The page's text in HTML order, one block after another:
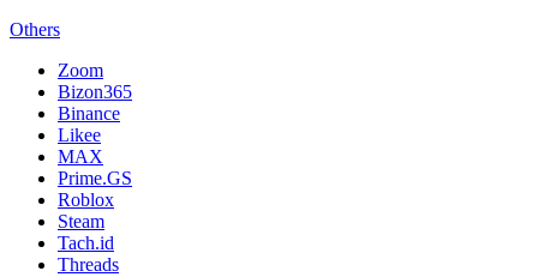
Others
Zoom
Bizon365
Binance
Likee
MAX
Prime.GS
Roblox
Steam
Tach.id
Threads